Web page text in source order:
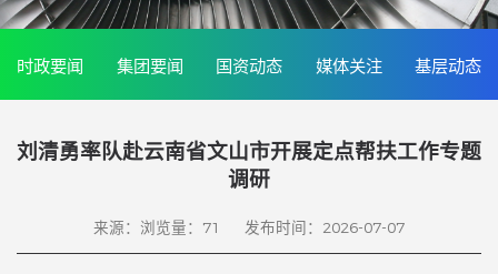
时政要闻 集团要闻 国资动态 媒体关注 基层动态
刘清勇率队赴云南省文山市开展定点帮扶工作专题
调研
来源： 浏览量： 71 发布时间：2026-07-07